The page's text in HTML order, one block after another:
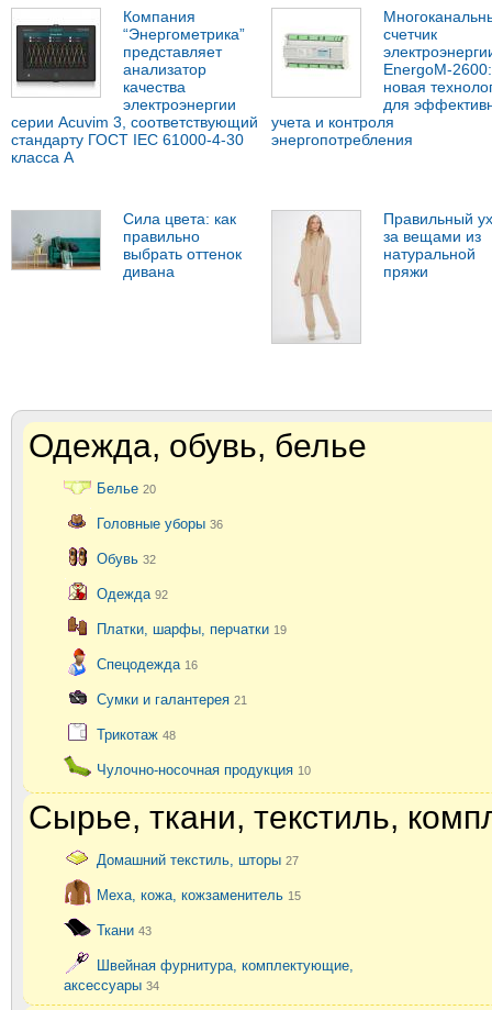
Компания
“Энергометрика”
представляет
анализатор
качества
электроэнергии
серии Acuvim 3, соответствующий
стандарту ГОСТ IEC 61000-4-30
класса А
счетчик
EnergoM-2600:
новая
для
учета и контроля
энергопотребления
Сила цвета: как
правильно
выбрать оттенок
дивана
Правильный
за вещами из
натуральной
пряжи
Одежда, обувь, белье
Белье 20
Головные уборы 36
Обувь 32
Одежда 92
Платки, шарфы, перчатки 19
Спецодежда 16
Сумки и галантерея 21
Трикотаж 48
Чулочно-носочная продукция 10
Сырье, ткани, текстиль,
Домашний текстиль, шторы 27
Меха, кожа, кожзаменитель 15
Ткани 43
Швейная фурнитура, комплектующие,
аксессуары 34